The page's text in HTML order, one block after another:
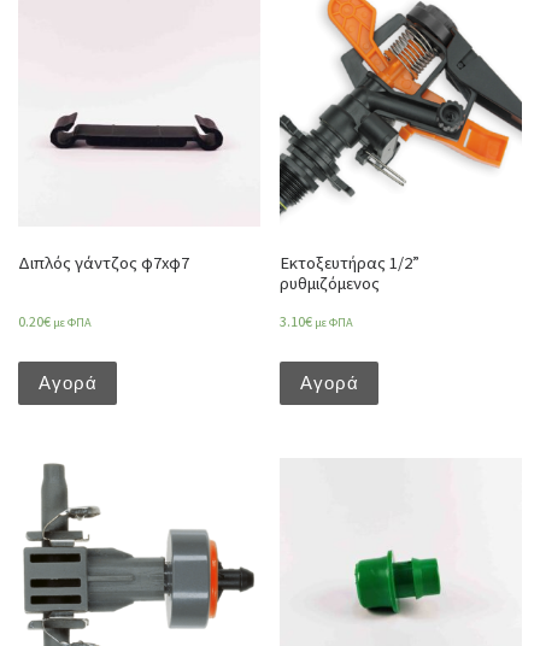
Διπλός γάντζος φ7xφ7
0.20€ με ΦΠΑ
Αγορά
Εκτοξευτήρας 1/2”
ρυθμιζόμενος
3.10€ με ΦΠΑ
Αγορά